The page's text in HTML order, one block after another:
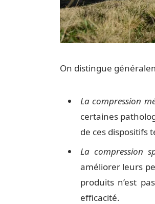
On distingue
La compression
certaines
de ces dispositifs
La compression
améliorer leurs
produits n’est
efficacité.